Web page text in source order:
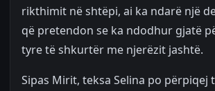
rikthimit në shtëpi, ai ka ndarë një
që pretendon se ka ndodhur gjatë
tyre të shkurtër me njerëzit jashtë.
Sipas Mirit, teksa Selina po përpiqej